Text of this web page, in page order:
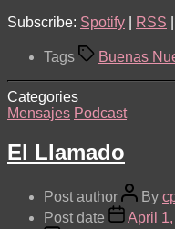
Subscribe: Spotify RSS
Tags Buenas
Categories
Mensajes Podcast
El Llamado
Post author By
Post date
April